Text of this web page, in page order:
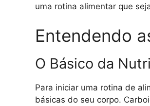
uma rotina alimentar que
Entendendo
O Básico da
Para iniciar uma rotina de
básicas do seu corpo.